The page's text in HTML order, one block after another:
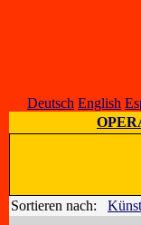
Deutsch English
Sortieren nach: